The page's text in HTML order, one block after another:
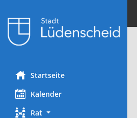
Startseite
Kalender
Rat